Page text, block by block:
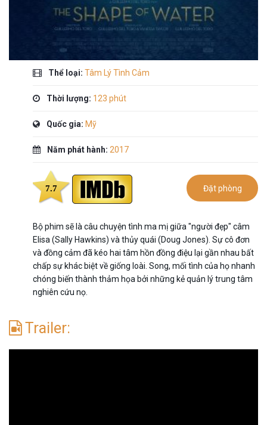
Thể loại: Tâm Lý Tình Cảm
Thời lượng: 123 phút
Quốc gia: Mỹ
Năm phát hành: 2017
7.7 Đặt phòng
Bộ phim sẽ là câu chuyện tình ma mị giữa "người đẹp" câm
Elisa (Sally Hawkins) và thủy quái (Doug Jones). Sự cô đơn
và đồng cảm đã kéo hai tâm hồn đồng điệu lại gần nhau bất
chấp sự khác biệt về giống loài. Song, mối tình của họ nhanh
chóng biến thành thảm họa bởi những kẻ quản lý trung tâm
nghiên cứu nọ.
Trailer: